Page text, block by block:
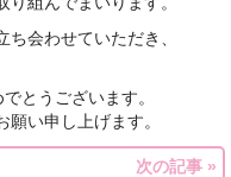
ち会わせていただき、
とうございます。
い申し上げます。
次の記事 »